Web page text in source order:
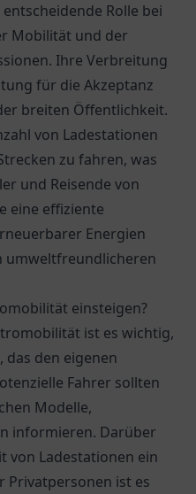
Rolle bei
Mobilität und der
Ihre Verbreitung
für die Akzeptanz
breiten Öffentlichkeit.
von Ladestationen
zu fahren, was
und Reisende von
eine effiziente
Energien
umweltfreundlicheren
einsteigen?
ist es wichtig,
das den eigenen
Fahrer sollten
Modelle,
informieren. Darüber
von Ladestationen ein
Privatpersonen ist es